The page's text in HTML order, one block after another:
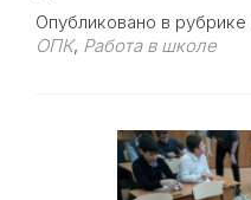
about
Урок
в
школе
№1248
Опубликовано в рубрике
ОПК, Работа в школе